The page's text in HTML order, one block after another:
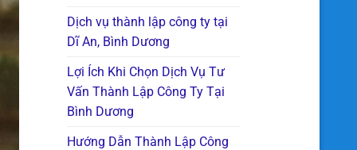
Dịch vụ thành lập công ty tại
Dĩ An, Bình Dương
Lợi Ích Khi Chọn Dịch Vụ Tư
Vấn Thành Lập Công Ty Tại
Bình Dương
Hướng Dẫn Thành Lập Công